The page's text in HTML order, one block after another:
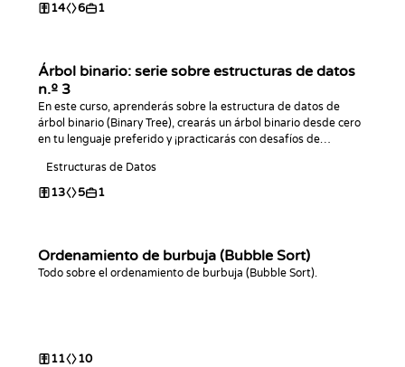
14 6 1
Árbol binario: serie sobre estructuras de datos
n.º 3
En este curso, aprenderás sobre la estructura de datos de
árbol binario (Binary Tree), crearás un árbol binario desde cero
en tu lenguaje preferido y ¡practicarás con desafíos de
Estructuras de Datos
13 5 1
Ordenamiento de burbuja (Bubble Sort)
Todo sobre el ordenamiento de burbuja (Bubble Sort).
11 10